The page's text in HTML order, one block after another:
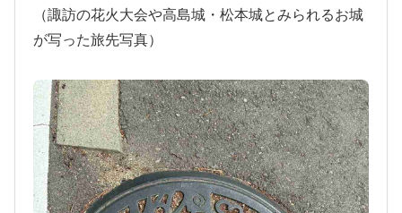
（諏訪の花火大会や高島城・松本城とみられるお城
が写った旅先写真）